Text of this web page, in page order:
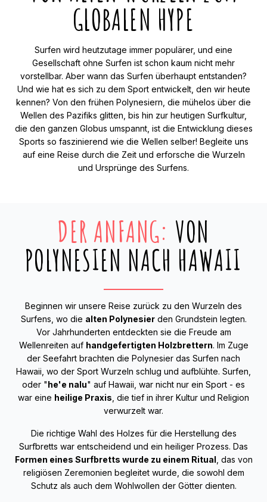
GLOBALEN HYPE
Surfen wird heutzutage immer populärer, und eine
Gesellschaft ohne Surfen ist schon kaum nicht mehr
vorstellbar. Aber wann das Surfen überhaupt entstanden?
Und wie hat es sich zu dem Sport entwickelt, den wir heute
kennen? Von den frühen Polynesiern, die mühelos über die
Wellen des Pazifiks glitten, bis hin zur heutigen Surfkultur,
die den ganzen Globus umspannt, ist die Entwicklung dieses
Sports so faszinierend wie die Wellen selber! Begleite uns
auf eine Reise durch die Zeit und erforsche die Wurzeln
und Ursprünge des Surfens.
DER ANFANG: VON
POLYNESIEN NACH HAWAII
Beginnen wir unsere Reise zurück zu den Wurzeln des
Surfens, wo die alten Polynesierden Grundstein legten.
Vor Jahrhunderten entdeckten sie die Freude am
Wellenreiten auf handgefertigten Holzbrettern. Im Zuge
der Seefahrt brachten die Polynesier das Surfen nach
Hawaii, wo der Sport Wurzeln schlug und aufblühte. Surfen,
oder "he'e nalu" auf Hawaii, war nicht nur ein Sport - es
war eine heilige Praxis , die tief in ihrer Kultur und Religion
verwurzelt war.
Die richtige Wahl des Holzes für die Herstellung des
Surfbretts war entscheidend und ein heiliger Prozess. Das
Formen eines Surfbretts wurde zu einem Ritual , das von
religiösen Zeremonien begleitet wurde, die sowohl dem
Schutz als auch dem Wohlwollen der Götter dienten.